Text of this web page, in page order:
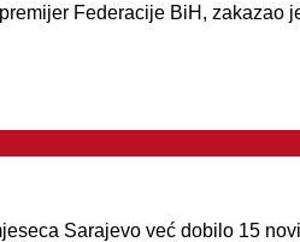
Federacije BiH, zakazao
Sarajevo već dobilo 15